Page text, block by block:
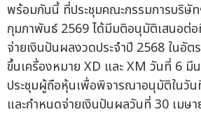
พร้อมกันนี้ ที่ประชุมคณะกรรมการบริษั
กุมภาพันธ์ 2569 ได้มีมติอนุมัติเสนอต่
จ่ายเงินปันผลงวดประจำปี 2568 ในอัต
ขึ้นเครื่องหมาย XD และ XM วันที่ 6 มี
ประชุมผู้ถือหุ้นเพื่อพิจารณาอนุมัติในวั
และกำหนดจ่ายเงินปันผลวันที่ 30 เมษ